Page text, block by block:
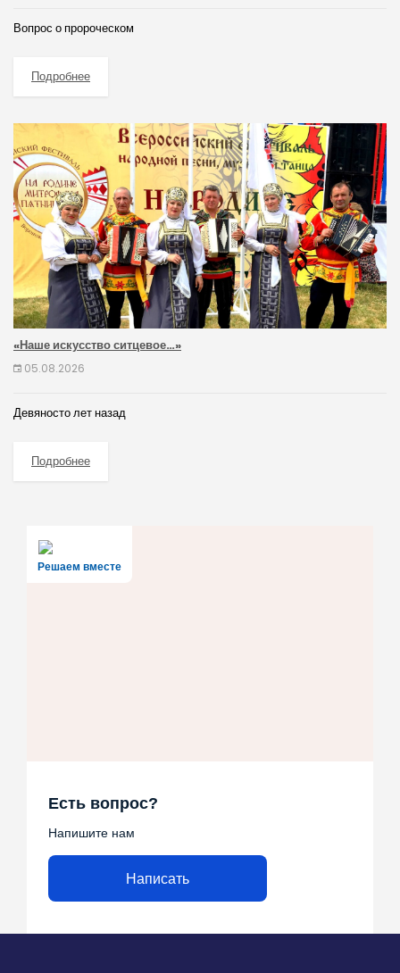
Вопрос о пророческом
Подробнее
«Наше искусство ситцевое…»
05.08.2026
Девяносто лет назад
Подробнее
Решаем вместе
Есть вопрос?
Напишите нам
Написать